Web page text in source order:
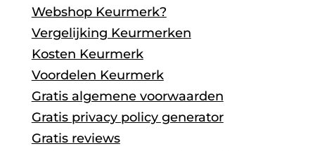
Webshop Keurmerk?
Vergelijking Keurmerken
Kosten Keurmerk
Voordelen Keurmerk
Gratis algemene voorwaarden
Gratis privacy policy generator
Gratis reviews